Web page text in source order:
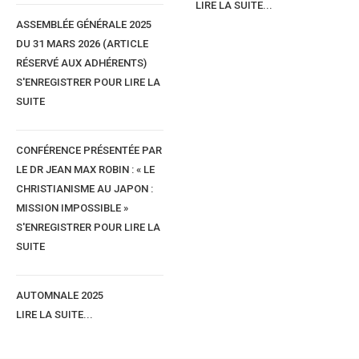
ASSEMBLÉE GÉNÉRALE 2025
DU 31 MARS 2026 (ARTICLE
RÉSERVÉ AUX ADHÉRENTS)
S'ENREGISTRER POUR LIRE LA
SUITE
CONFÉRENCE PRÉSENTÉE PAR
LE DR JEAN MAX ROBIN : « LE
CHRISTIANISME AU JAPON :
MISSION IMPOSSIBLE »
S'ENREGISTRER POUR LIRE LA
SUITE
AUTOMNALE 2025
LIRE LA SUITE...
LIRE LA SUITE...
Rew nahuk njegu